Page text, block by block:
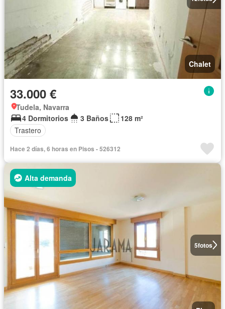
Chalet
33.000 €
Tudela, Navarra
4 Dormitorios
3 Baños
128 m²
Trastero
Hace 2 días, 6 horas en Pisos - 526312
5fotos
Alta demanda